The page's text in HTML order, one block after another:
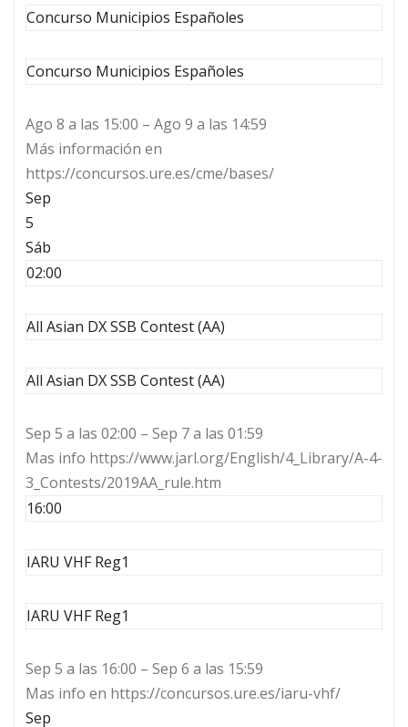
Concurso Municipios Españoles
Concurso Municipios Españoles
Ago 8 a las 15:00 – Ago 9 a las 14:59
Más información en
https://concursos.ure.es/cme/bases/
Sep
5
Sáb
02:00
All Asian DX SSB Contest (AA)
All Asian DX SSB Contest (AA)
Sep 5 a las 02:00 – Sep 7 a las 01:59
Mas info https://www.jarl.org/English/4_Library/A-4-
3_Contests/2019AA_rule.htm
16:00
IARU VHF Reg1
IARU VHF Reg1
Sep 5 a las 16:00 – Sep 6 a las 15:59
Mas info en https://concursos.ure.es/iaru-vhf/
Sep